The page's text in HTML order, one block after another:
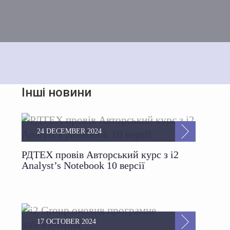
Інші новини
РДТЕХ провів Авторський курс з i2
Analyst’s Notebook 10 версії
24 DECEMBER 2024
17 OCTOBER 2024